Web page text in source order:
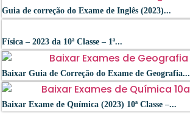
Guia de correção do Exame de Inglês (2023)...
Física – 2023 da 10ª Classe – 1ª...
Baixar Guia de Correção do Exame de Geografia...
Baixar Exame de Química (2023) 10ª Classe –...